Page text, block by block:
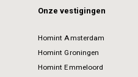
Onze vestigingen
Homint Amsterdam
Homint Groningen
Homint Emmeloord